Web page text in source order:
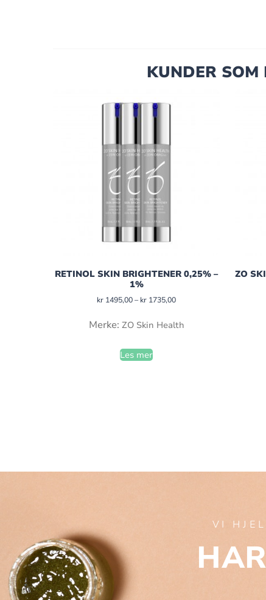
KUNDER SOM
RETINOL SKIN BRIGHTENER 0,25% –
1%
kr 1495,00– kr 1735,00
Merke: ZO Skin Health
Les mer
ZO
VI